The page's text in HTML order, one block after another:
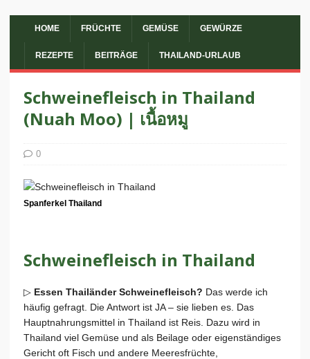
HOME FRÜCHTE GEMÜSE GEWÜRZE
REZEPTE BEITRÄGE THAILAND-URLAUB
Schweinefleisch in Thailand
(Nuah Moo) | เนื้อหมู
0
Spanferkel Thailand
Schweinefleisch in Thailand
▷ Essen Thailänder Schweinefleisch? Das werde ich
häufig gefragt. Die Antwort ist JA – sie lieben es. Das
Hauptnahrungsmittel in Thailand ist Reis. Dazu wird in
Thailand viel Gemüse und als Beilage oder eigenständiges
Gericht oft Fisch und andere Meeresfrüchte,